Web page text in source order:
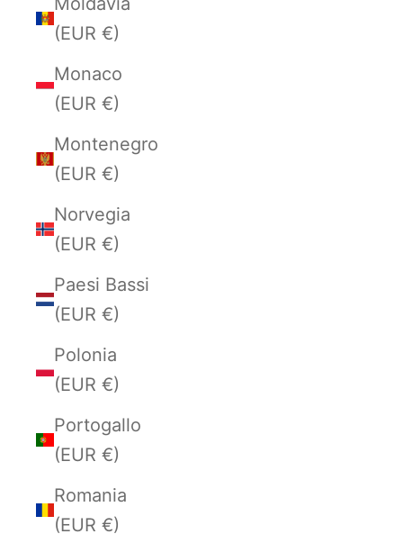
(EUR €)
Monaco
(EUR €)
Montenegro
(EUR €)
Norvegia
(EUR €)
Paesi Bassi
(EUR €)
Polonia
(EUR €)
Portogallo
(EUR €)
Romania
(EUR €)